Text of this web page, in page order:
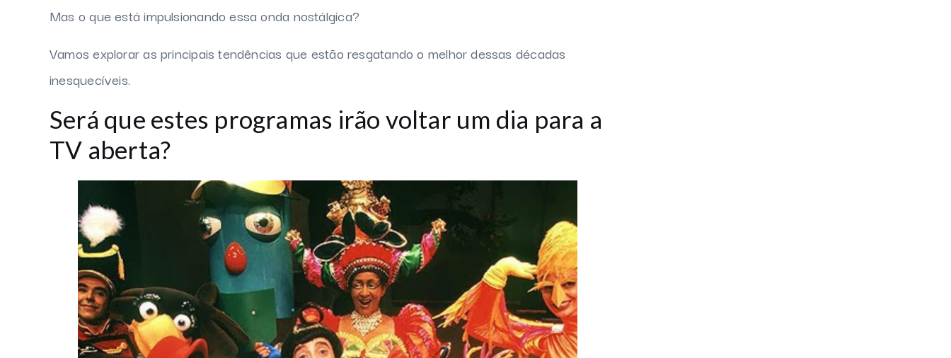
Mas o que está impulsionando essa onda nostálgica?
Vamos explorar as principais tendências que estão resgatando o melhor dessas décadas
inesquecíveis.
Será que estes programas irão voltar um dia para a
TV aberta?